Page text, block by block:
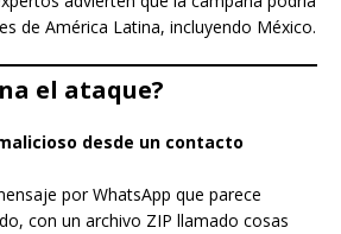
de América Latina, incluyendo México.
el ataque?
desde un contacto
por WhatsApp que parece
con un archivo ZIP llamado cosas